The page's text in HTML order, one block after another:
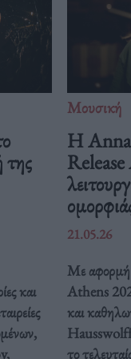
και
Μουσική
Η Anna
21.05.26
Με αφορμή
Athens
και
το